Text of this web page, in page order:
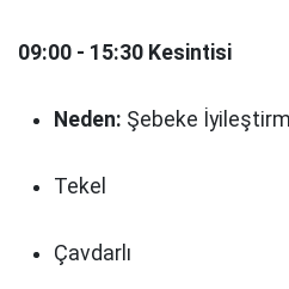
09:00 - 15:30 Kesintisi
Neden: Şebeke
Tekel
Çavdarlı